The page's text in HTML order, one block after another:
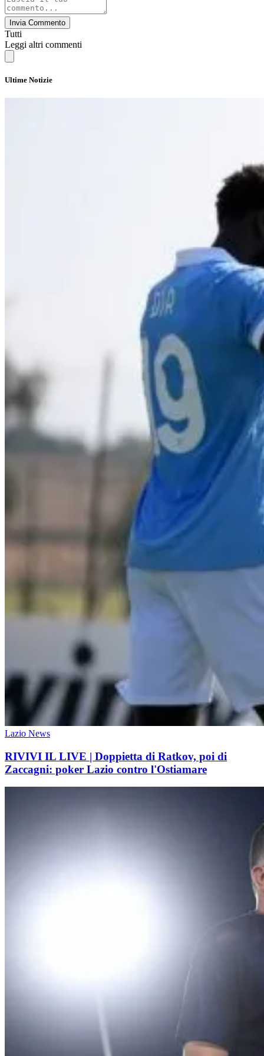
Invia Commento
Tutti
Leggi altri commenti
Ultime Notizie
Lazio News
RIVIVI IL LIVE | Doppietta di Ratkov, poi di
Zaccagni: poker Lazio contro l'Ostiamare